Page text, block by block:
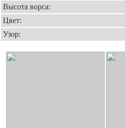
Высота ворса:
Цвет:
Узор: